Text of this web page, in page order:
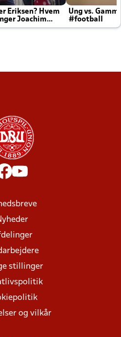
Eriksen? Hvem
Joachim
Ung vs.
#football
stillinger
og vilkår